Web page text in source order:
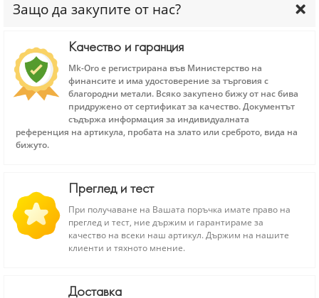
Защо да закупите от нас?
Качество и гаранция
Mk-Oro е регистрирана във Министерство на
финансите и има удостоверение за търговия с
благородни метали. Всяко закупено бижу от нас бива
придружено от сертификат за качество. Документът
съдържа информация за индивидуалната
референция на артикула, пробата на злато или среброто, вида на
бижуто.
Преглед и тест
При получаване на Вашата поръчка имате право на
преглед и тест, ние държим и гарантираме за
качество на всеки наш артикул. Държим на нашите
клиенти и тяхното мнение.
Доставка